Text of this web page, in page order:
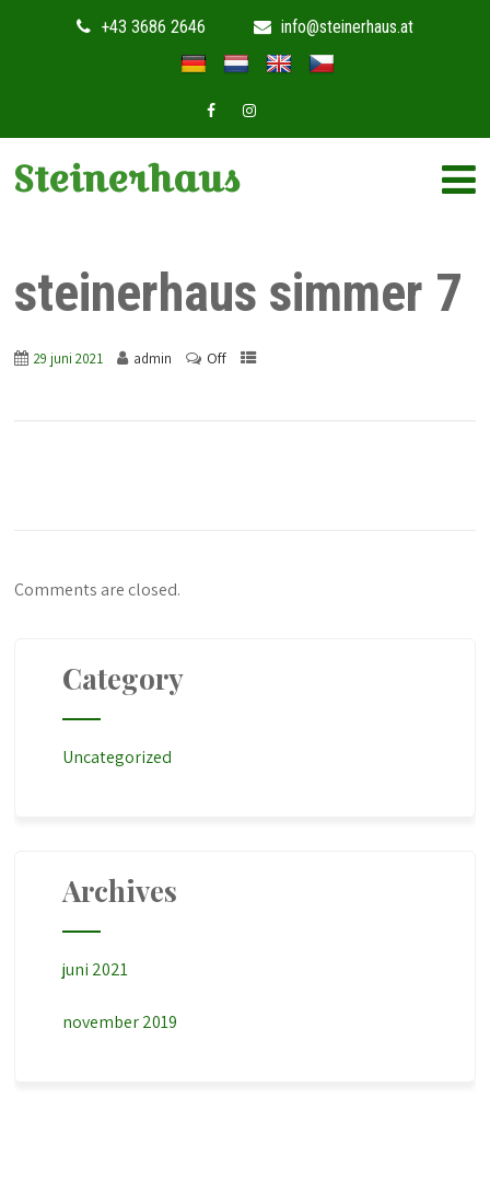
+43 3686 2646 info@steinerhaus.at
Steinerhaus
steinerhaus simmer 7
29 juni 2021 admin Off
Comments are closed.
Category
Uncategorized
Archives
juni 2021
november 2019